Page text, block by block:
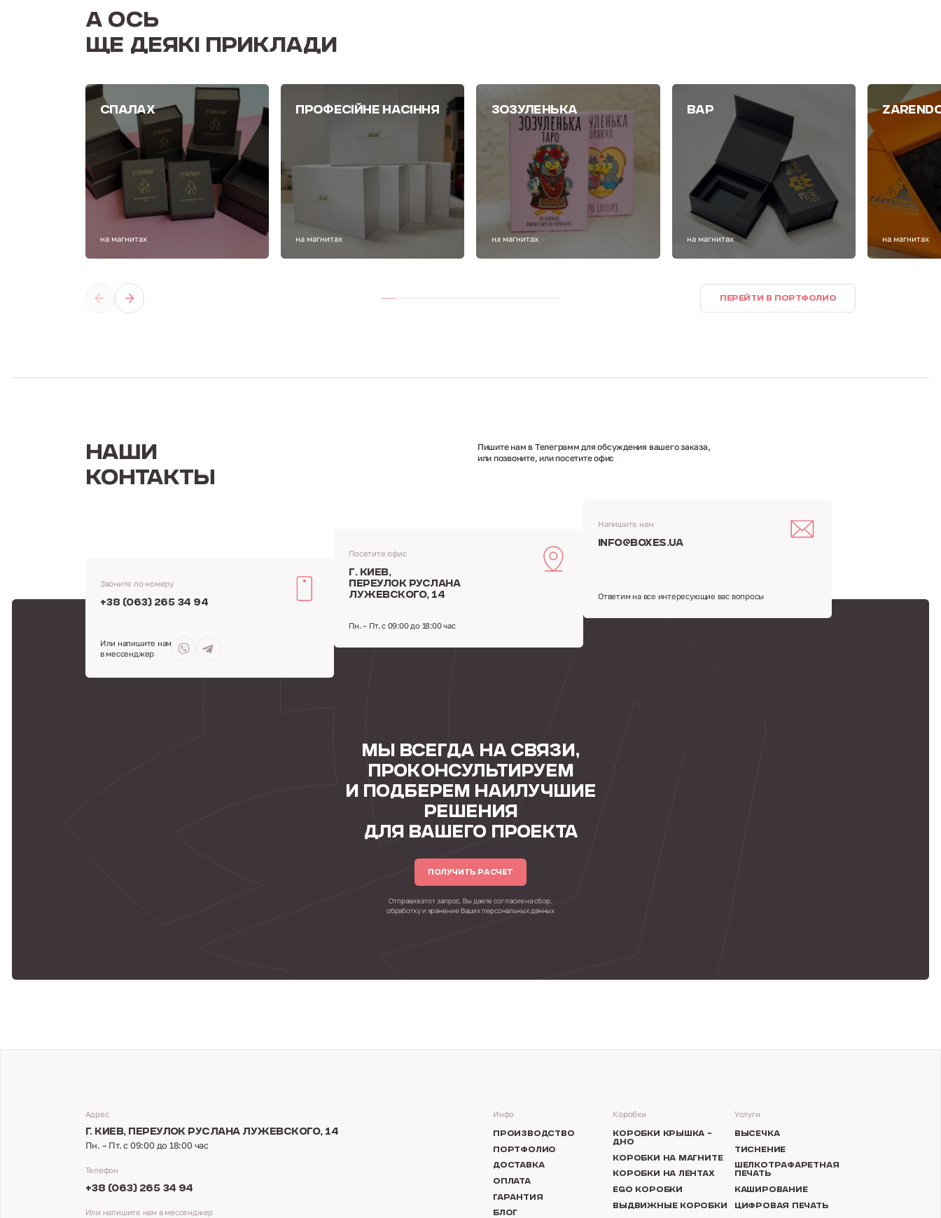
А ОСЬ
ЩЕ ДЕЯКІ ПРИКЛАДИ
СПАЛАХ
на магнитах
ПРОФЕСІЙНЕ НАСІННЯ
на магнитах
ЗОЗУЛЕНЬКА
на магнитах
ВАР
на магнитах на магнитах
ПЕРЕЙТИ В ПОРТФОЛИО
НАШИ
КОНТАКТЫ
Пишите нам в Телеграмм для обсуждения вашего заказа,
или позвоните, или посетите офис
Звоните по номеру
+38 (063) 265 34 94
Или напишите нам
в мессенджер
Посетите офис
г. Киев,
переулок Руслана
Лужевского, 14
Пн. – Пт. с 09:00 до 18:00 час
Напишите нам
info@boxes.ua
Ответим на все интересующие вас вопросы
МЫ ВСЕГДА НА СВЯЗИ,
ПРОКОНСУЛЬТИРУЕМ
И ПОДБЕРЕМ НАИЛУЧШИЕ
РЕШЕНИЯ
ДЛЯ ВАШЕГО ПРОЕКТА
ПОЛУЧИТЬ РАСЧЕТ
Отправив этот запрос, Вы даете согласие на сбор,
обработку и хранение Ваших персональных данных
Адрес
Г. КИЕВ,ПЕРЕУЛОК РУСЛАНА ЛУЖЕВСКОГО, 14
Пн. – Пт. с 09:00 до 18:00 час
Телефон
+38 (063) 265 34 94
Или напишите нам в мессенджер
Инфо
ПРОИЗВОДСТВО
ПОРТФОЛИО
ДОСТАВКА
ОПЛАТА
ГАРАНТИЯ
БЛОГ
Коробки
КОРОБКИ КРЫШКА –
ДНО
КОРОБКИ НА МАГНИТЕ
КОРОБКИ НА ЛЕНТАХ
EGO КОРОБКИ
ВЫДВИЖНЫЕ КОРОБКИ
Услуги
ВЫСЕЧКА
ТИСНЕНИЕ
ШЕЛКОТРАФАРЕТНАЯ
ПЕЧАТЬ
КАШИРОВАНИЕ
ЦИФРОВАЯ ПЕЧАТЬ